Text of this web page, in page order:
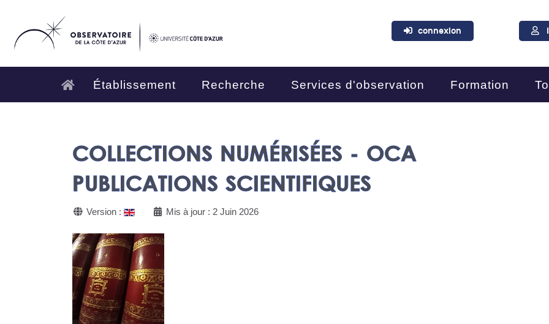
connexion
Établissement Recherche Services d'observation Formation
COLLECTIONS NUMÉRISÉES - OCA
PUBLICATIONS SCIENTIFIQUES
Version : Mis à jour : 2 Juin 2026